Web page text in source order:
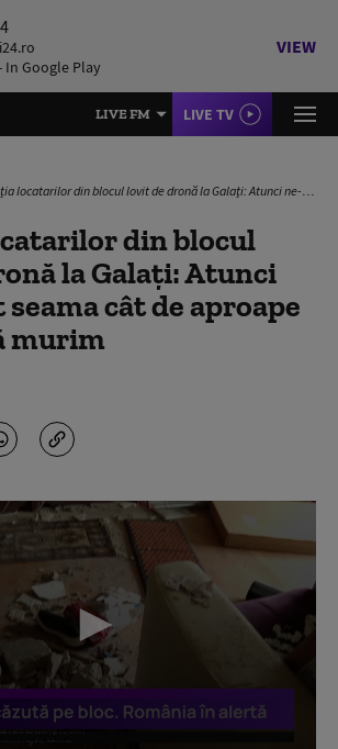
In Google Play
VIEW
LIVE FM LIVE TV
din blocul lovit de dronă la Galați: Atunci ne-am dat seama cât de aproape am fost să murim
din blocul
la Galați: Atunci
cât de aproape
murim